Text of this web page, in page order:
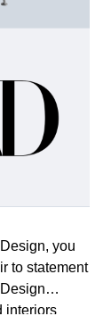
you
to statement
interiors